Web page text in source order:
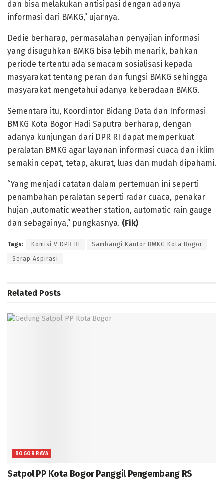
dan bisa melakukan antisipasi dengan adanya
informasi dari BMKG,” ujarnya.
Dedie berharap, permasalahan penyajian informasi
yang disuguhkan BMKG bisa lebih menarik, bahkan
periode tertentu ada semacam sosialisasi kepada
masyarakat tentang peran dan fungsi BMKG sehingga
masyarakat mengetahui adanya keberadaan BMKG.
Sementara itu, Koordintor Bidang Data dan Informasi
BMKG Kota Bogor Hadi Saputra berharap, dengan
adanya kunjungan dari DPR RI dapat memperkuat
peralatan BMKG agar layanan informasi cuaca dan iklim
semakin cepat, tetap, akurat, luas dan mudah dipahami.
“Yang menjadi catatan dalam pertemuan ini seperti
penambahan peralatan seperti radar cuaca, penakar
hujan ,automatic weather station, automatic rain gauge
dan sebagainya,” pungkasnya. (Fik)
Tags: Komisi V DPR RI Sambangi Kantor BMKG Kota Bogor
Serap Aspirasi
Related Posts
BOGOR RAYA
Satpol PP Kota Bogor Panggil Pengembang RS